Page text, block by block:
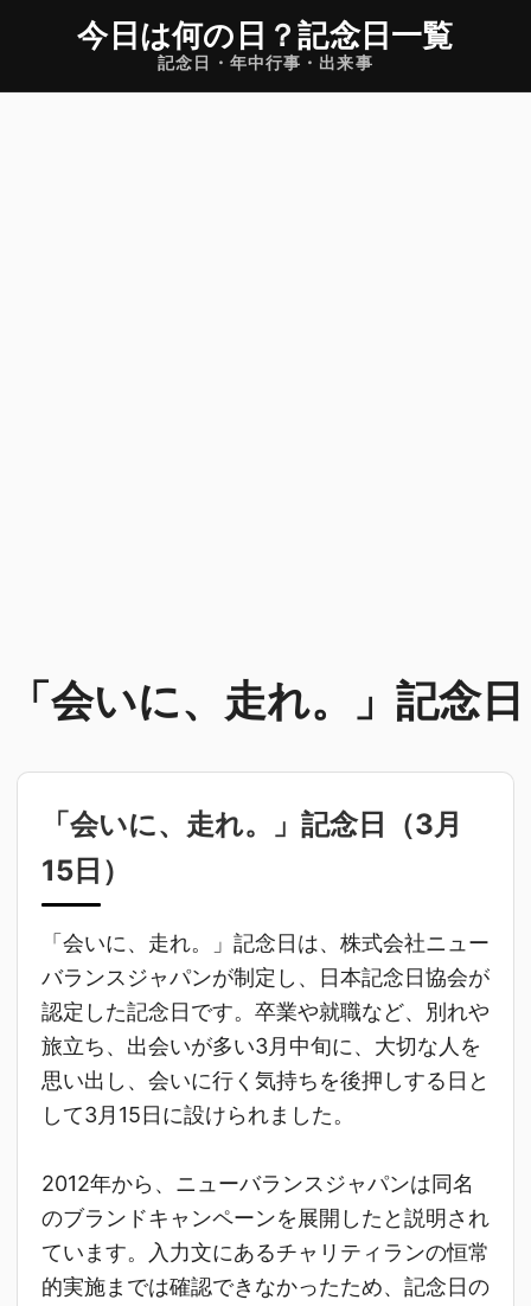
今日は何の日 ？記念日一覧
記念日・年中行事・出来事
「会いに、走れ。」記念日
「会いに、走れ。」記念日（3月
15日 ）
「会いに、走れ。」記念日は、株式会社ニュー
バランスジャパンが制定し、日本記念日協会が
認定した記念日です。卒業や就職など、別れや
旅立ち、出会いが多い3月中旬に、大切な人を
思い出し、会いに行く気持ちを後押しする日と
して3月15日に設けられました。
2012年から、ニューバランスジャパンは同名
のブランドキャンペーンを展開したと説明され
ています。入力文にあるチャリティランの恒常
的実施までは確認できなかったため、記念日の